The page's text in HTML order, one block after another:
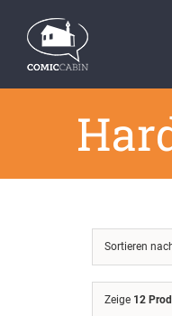
Inhalt
springen
Sortieren
Zeige 12